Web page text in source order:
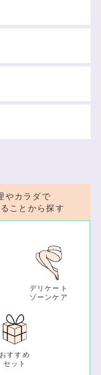
デリケート
ゾーンケア
おすすめ
セット
やカラダで
ことから探す